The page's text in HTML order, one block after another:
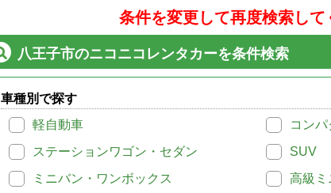
条件を変更して再度検索して
八王子市のニコニコレンタカーを条件検索
車種別で探す
軽自動車
コン
ステーションワゴン・セダン
SUV
ミニバン・ワンボックス
高級ミ